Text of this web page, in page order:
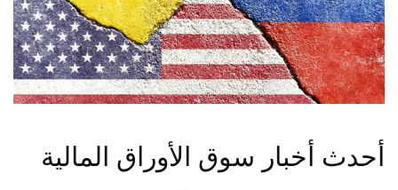
أحدث أخبار سوق الأوراق المالية